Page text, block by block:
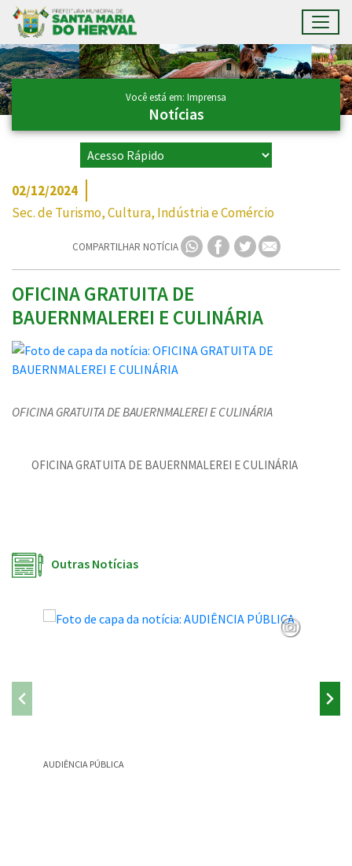
Ir para conteúdo principal
Conteúdo Principal
Você está em: Imprensa
Notícias
02/12/2024
Sec. de Turismo, Cultura, Indústria e Comércio
COMPARTILHAR NOTÍCIA
OFICINA GRATUITA DE
BAUERNMALEREI E CULINÁRIA
OFICINA GRATUITA DE BAUERNMALEREI E CULINÁRIA
OFICINA GRATUITA DE BAUERNMALEREI E CULINÁRIA
Outras Notícias
AUDIÊNCIA PÚBLICA